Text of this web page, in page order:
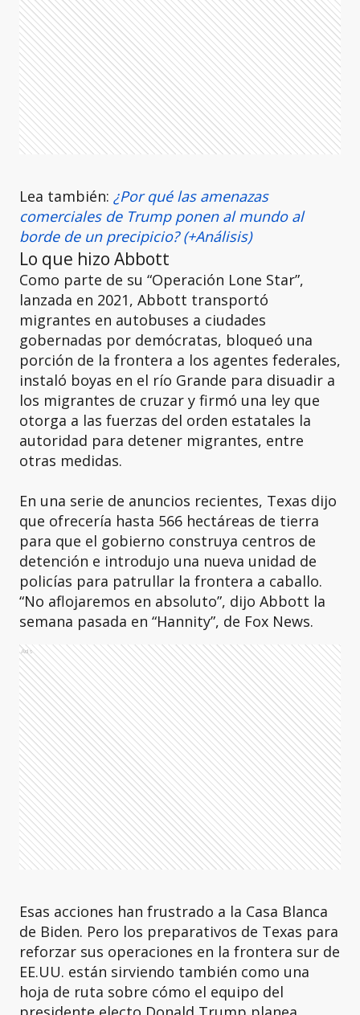
Lea también: ¿Por qué las amenazas
comerciales de Trump ponen al mundo al
borde de un precipicio? (+Análisis)
Lo que hizo Abbott
Como parte de su “Operación Lone Star”,
lanzada en 2021, Abbott transportó
migrantes en autobuses a ciudades
gobernadas por demócratas, bloqueó una
porción de la frontera a los agentes federales,
instaló boyas en el río Grande para disuadir a
los migrantes de cruzar y firmó una ley que
otorga a las fuerzas del orden estatales la
autoridad para detener migrantes, entre
otras medidas.
En una serie de anuncios recientes, Texas dijo
que ofrecería hasta 566 hectáreas de tierra
para que el gobierno construya centros de
detención e introdujo una nueva unidad de
policías para patrullar la frontera a caballo.
“No aflojaremos en absoluto”, dijo Abbott la
semana pasada en “Hannity”, de Fox News.
Ads
Esas acciones han frustrado a la Casa Blanca
de Biden. Pero los preparativos de Texas para
reforzar sus operaciones en la frontera sur de
EE.UU. están sirviendo también como una
hoja de ruta sobre cómo el equipo del